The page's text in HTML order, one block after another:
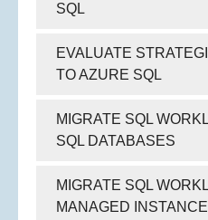
SQL
EVALUATE
TO AZURE SQL
MIGRATE SQL
SQL DATABASES
MIGRATE SQL
MANAGED INSTANCE